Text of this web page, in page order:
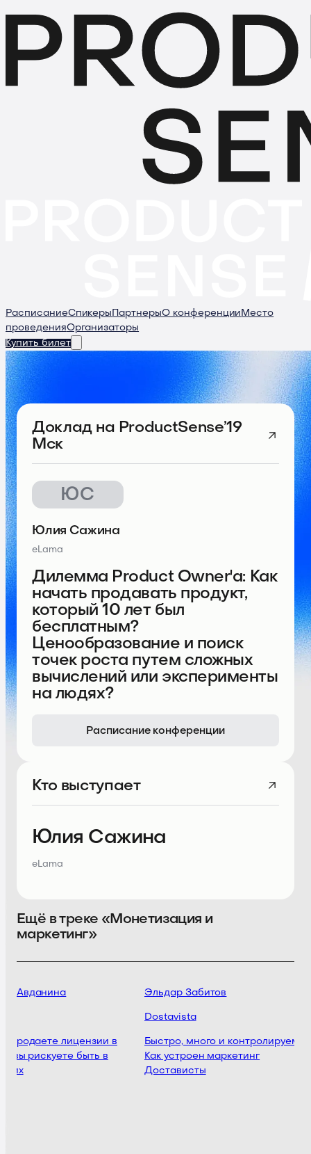
РасписаниеСпикеры ПартнерыО конференции Место
проведенияОрганизаторы
Купить билет
Доклад на ProductSense’19
Мск
ЮС
Дилемма Product Owner'а: Как
начать продавать продукт,
который 10 лет был
бесплатным?
Ценообразование и поиск
точек роста путем сложных
вычислений или эксперименты
на людях?
Юлия Сажина
eLama
Расписание конференции
Кто выступает
Юлия Сажина
eLama
Ещё в треке «Монетизация и
маркетинг»
Авданина
продаете лицензии в
вы рискуете быть в
Эльдар Забитов
Dostavista
Быстро, много и контролируемо
Как устроен маркетинг
Достависты